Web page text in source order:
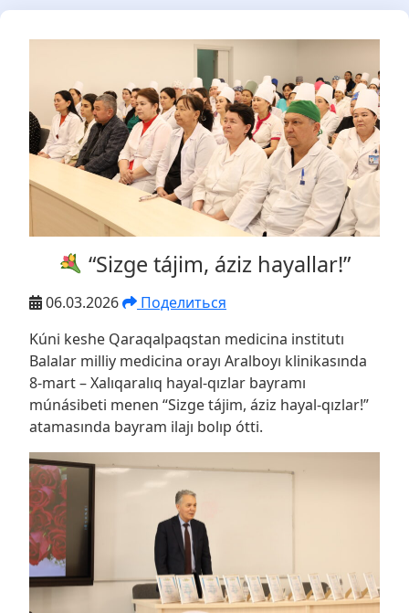
“Sizge tájim, áziz hayallar!”
06.03.2026
Поделиться
Kúni keshe Qaraqalpaqstan medicina institutı
Balalar milliy medicina orayı Aralboyı klinikasında
8-mart – Xalıqaralıq hayal-qızlar bayramı
múnásibeti menen “Sizge tájim, áziz hayal-qızlar!”
atamasında bayram ilajı bolıp ótti.